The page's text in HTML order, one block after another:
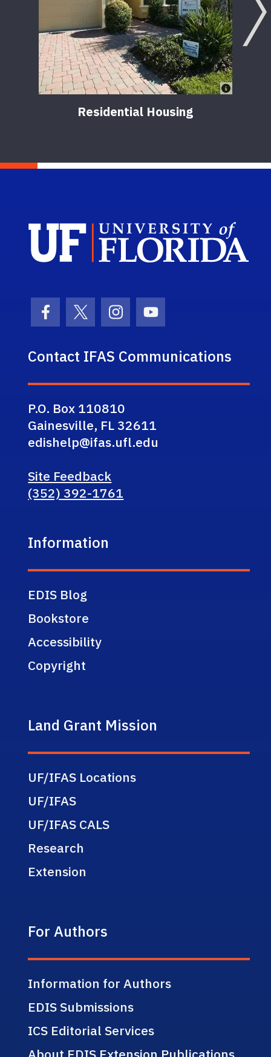
Residential Housing
Facebook Icon
Twitter IconInstagram Icon
Youtube Icon
Contact IFAS Communications
P.O. Box 110810
Gainesville, FL 32611
edishelp@ifas.ufl.edu
Site Feedback
(352) 392-1761
Information
EDIS Blog
Bookstore
Accessibility
Copyright
Land Grant Mission
UF/IFAS Locations
UF/IFAS
UF/IFAS CALS
Research
Extension
For Authors
Information for Authors
EDIS Submissions
ICS Editorial Services